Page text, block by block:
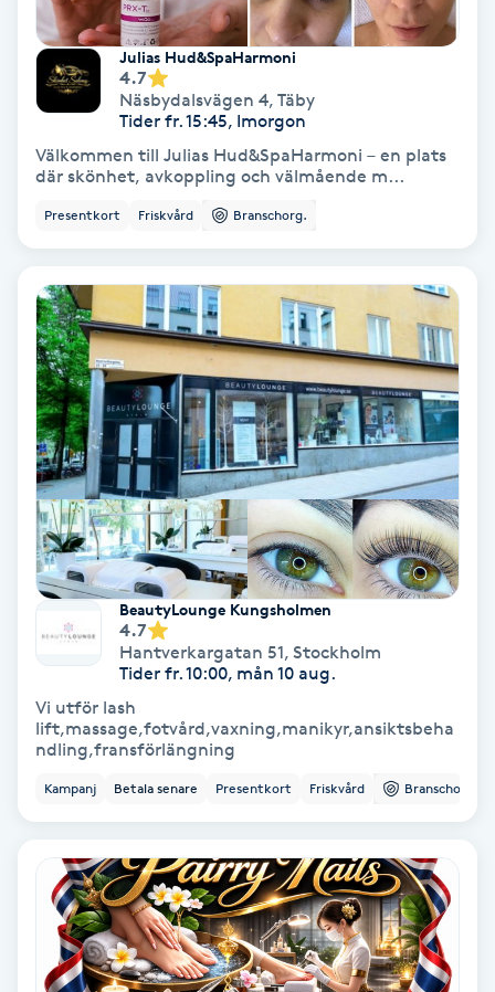
Naglar reparation
Naprapati
Olaplex
Olaplexbehandling
Ombre
Ombre brows
Ombre naglar
Optiker
Ortobionomi
Ortopedi
Paraffinbehandling
Julias Hud&SpaHarmoni
4.7
Näsbydalsvägen 4, Täby
Tider fr. 15:45, Imorgon
Välkommen till Julias Hud&SpaHarmoni – en plats
där skönhet, avkoppling och välmående m...
Presentkort Friskvård Branschorg.
BeautyLounge Kungsholmen
4.7
Hantverkargatan 51, Stockholm
Tider fr. 10:00, mån 10 aug.
Vi utför lash
lift,massage,fotvård,vaxning,manikyr,ansiktsbeha
ndling,fransförlängning
Kampanj Betala senare Presentkort Friskvård Branschorg.